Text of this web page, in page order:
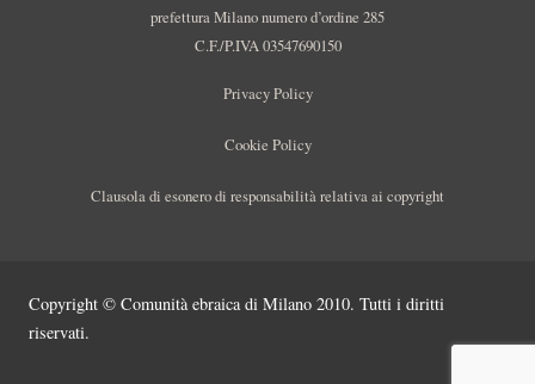
prefettura Milano numero d’ordine 285
C.F./P.IVA 03547690150
Privacy Policy
Cookie Policy
Clausola di esonero di responsabilità relativa ai copyright
Copyright © Comunità ebraica di Milano 2010. Tutti i diritti
riservati.